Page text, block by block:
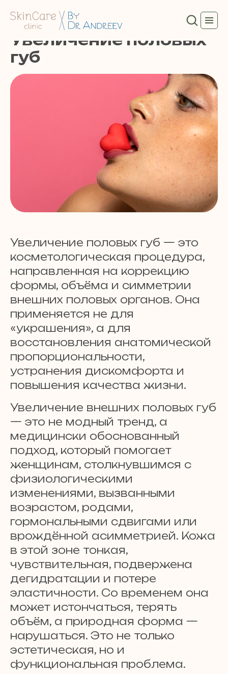
Увеличение половых
губ
Увеличение половых губ — это
косметологическая процедура,
направленная на коррекцию
формы, объёма и симметрии
внешних половых органов. Она
применяется не для
«украшения», а для
восстановления анатомической
пропорциональности,
устранения дискомфорта и
повышения качества жизни.
Увеличение внешних половых губ
— это не модный тренд, а
медицински обоснованный
подход, который помогает
женщинам, столкнувшимся с
физиологическими
изменениями, вызванными
возрастом, родами,
гормональными сдвигами или
врождённой асимметрией. Кожа
в этой зоне тонкая,
чувствительная, подвержена
дегидратации и потере
эластичности. Со временем она
может истончаться, терять
объём, а природная форма —
нарушаться. Это не только
эстетическая, но и
функциональная проблема.